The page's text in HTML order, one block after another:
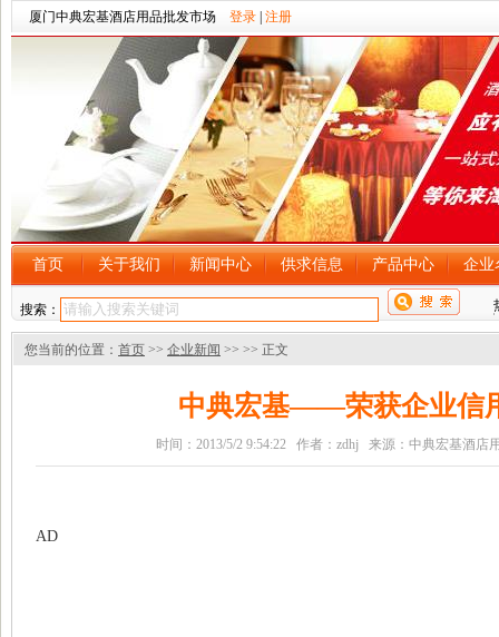
厦门中典宏基酒店用品批发市场 登录 注册
首页 关于我们 新闻中心 供求信息 产品中心 企业
搜索：
您当前的位置： 首页 >> 企业新闻 >> >> 正文
中典宏基——荣获企业信
时间：2013/5/2 9:54:22 作者：zdhj 来源：中典宏基酒店
AD